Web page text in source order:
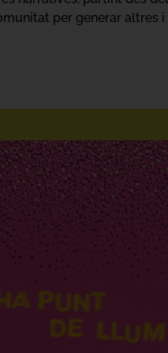
per generar altres i